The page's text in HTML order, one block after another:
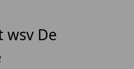
wsv De